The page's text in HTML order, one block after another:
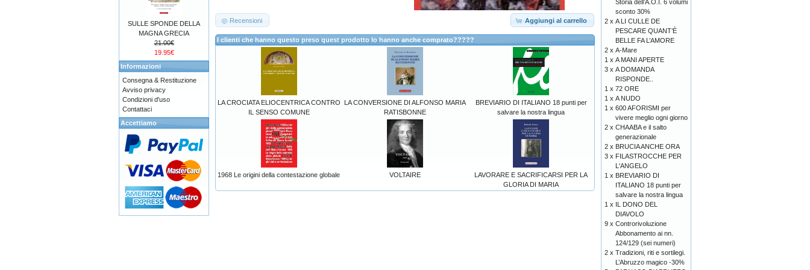
Aggiungi al carrello
Recensioni
I clienti che hanno questo preso quest prodotto lo hanno anche comprato?????
LA CROCIATA ELIOCENTRICA CONTRO
IL SENSO COMUNE
LA CONVERSIONE DI ALFONSO MARIA
RATISBONNE
BREVIARIO DI ITALIANO 18 punti per
salvare la nostra lingua
1968 Le origini della contestazione globale VOLTAIRE
LAVORARE E SACRIFICARSI PER LA
GLORIA DI MARIA
SULLE SPONDE DELLA
MAGNA GRECIA
21.00€
19.95€
Informazioni
Consegna & Restituzione
Avviso privacy
Condizioni d'uso
Contattaci
Accettiamo
Storia dell’A.O.I. 6 volumi
sconto 30%
2 x A LI CULLE DE
PESCARE QUANT’È
BELLE FA L’AMORE
2 x A-Mare
1 x A MANI APERTE
3 x A DOMANDA
RISPONDE..
1 x 72 ORE
1 x A NUDO
1 x 600 AFORISMI per
vivere meglio ogni giorno
2 x CHAABA e il salto
generazionale
2 x BRUCIA ANCHE ORA
3 x FILASTROCCHE PER
L'ANGELO
1 x BREVIARIO DI
ITALIANO 18 punti per
salvare la nostra lingua
1 x IL DONO DEL
DIAVOLO
9 x Controrivoluzione
Abbonamento ai nn.
124/129 (sei numeri)
2 x Tradizioni, riti e sortilegi.
L’Abruzzo magico -30%